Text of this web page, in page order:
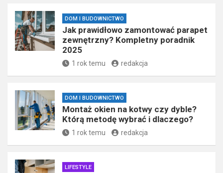
DOM I BUDOWNICTWO
Jak prawidłowo zamontować parapet
zewnętrzny? Kompletny poradnik
2025
1 rok temu redakcja
DOM I BUDOWNICTWO
Montaż okien na kotwy czy dyble?
Którą metodę wybrać i dlaczego?
1 rok temu redakcja
LIFESTYLE